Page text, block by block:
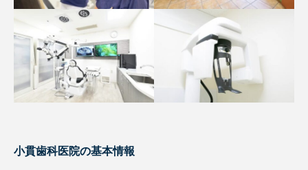
小貫歯科医院の基本情報